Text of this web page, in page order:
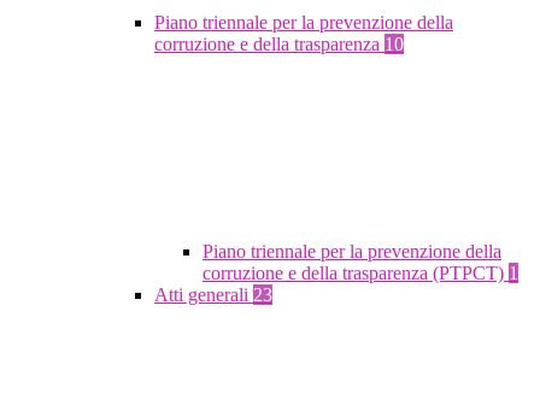
Piano triennale per la prevenzione della
corruzione e della trasparenza 10
Piano triennale per la prevenzione della
corruzione e della trasparenza (PTPCT) 1
Atti generali 23